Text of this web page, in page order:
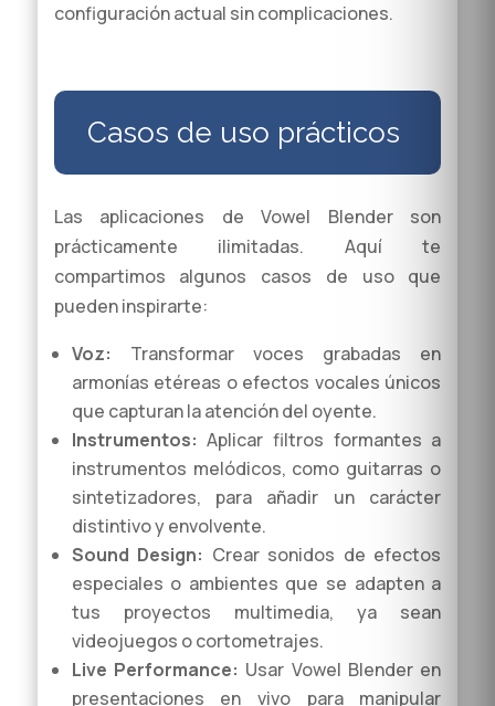
configuración actual sin complicaciones.
Casos de uso prácticos
Las aplicaciones de Vowel Blender son
prácticamente ilimitadas. Aquí te
compartimos algunos casos de uso que
pueden inspirarte:
Voz: Transformar voces grabadas en
armonías etéreas o efectos vocales únicos
que capturan la atención del oyente.
Instrumentos: Aplicar filtros formantes a
instrumentos melódicos, como guitarras o
sintetizadores, para añadir un carácter
distintivo y envolvente.
Sound Design: Crear sonidos de efectos
especiales o ambientes que se adapten a
tus proyectos multimedia, ya sean
videojuegos o cortometrajes.
Live Performance: Usar Vowel Blender en
presentaciones en vivo para manipular